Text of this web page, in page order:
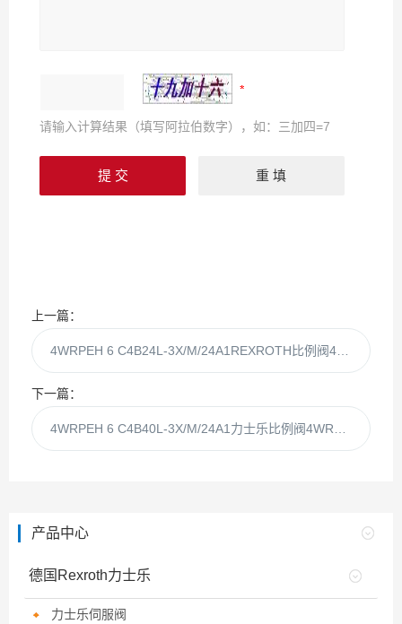
请输入计算结果（填写阿拉伯数字），如：三加四=7
上一篇：
下一篇：
产品中心
德国Rexroth力士乐
力士乐伺服阀